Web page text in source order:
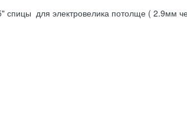
для электровелика потолще ( 2.9мм